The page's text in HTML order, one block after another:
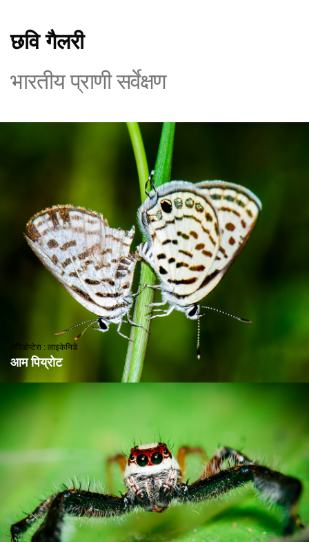
छवि गैलरी
भारतीय प्राणी सर्वेक्षण
लेपिडोप्टेरा : लाइकेनिडे
आम पिय्रोट